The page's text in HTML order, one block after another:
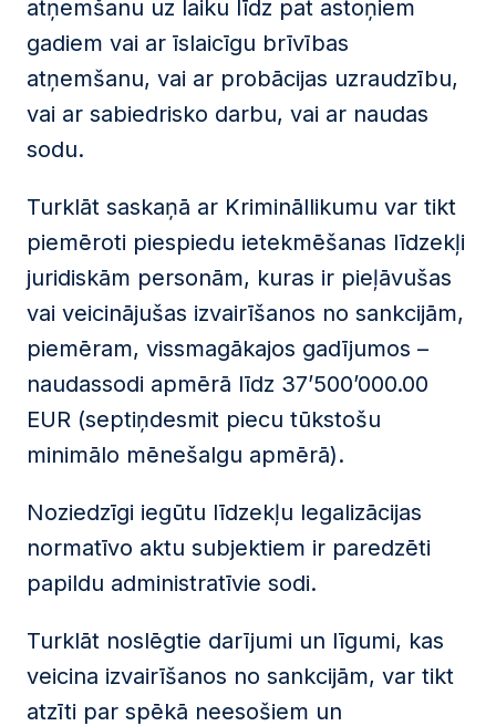
atņemšanu uz laiku līdz pat astoņiem
gadiem vai ar īslaicīgu brīvības
atņemšanu, vai ar probācijas uzraudzību,
vai ar sabiedrisko darbu, vai ar naudas
sodu.
Turklāt saskaņā ar Krimināllikumu var tikt
piemēroti piespiedu ietekmēšanas līdzekļi
juridiskām personām, kuras ir pieļāvušas
vai veicinājušas izvairīšanos no sankcijām,
piemēram, vissmagākajos gadījumos –
naudassodi apmērā līdz 37’500’000.00
EUR (septiņdesmit piecu tūkstošu
minimālo mēnešalgu apmērā).
Noziedzīgi iegūtu līdzekļu legalizācijas
normatīvo aktu subjektiem ir paredzēti
papildu administratīvie sodi.
Turklāt noslēgtie darījumi un līgumi, kas
veicina izvairīšanos no sankcijām, var tikt
atzīti par spēkā neesošiem un